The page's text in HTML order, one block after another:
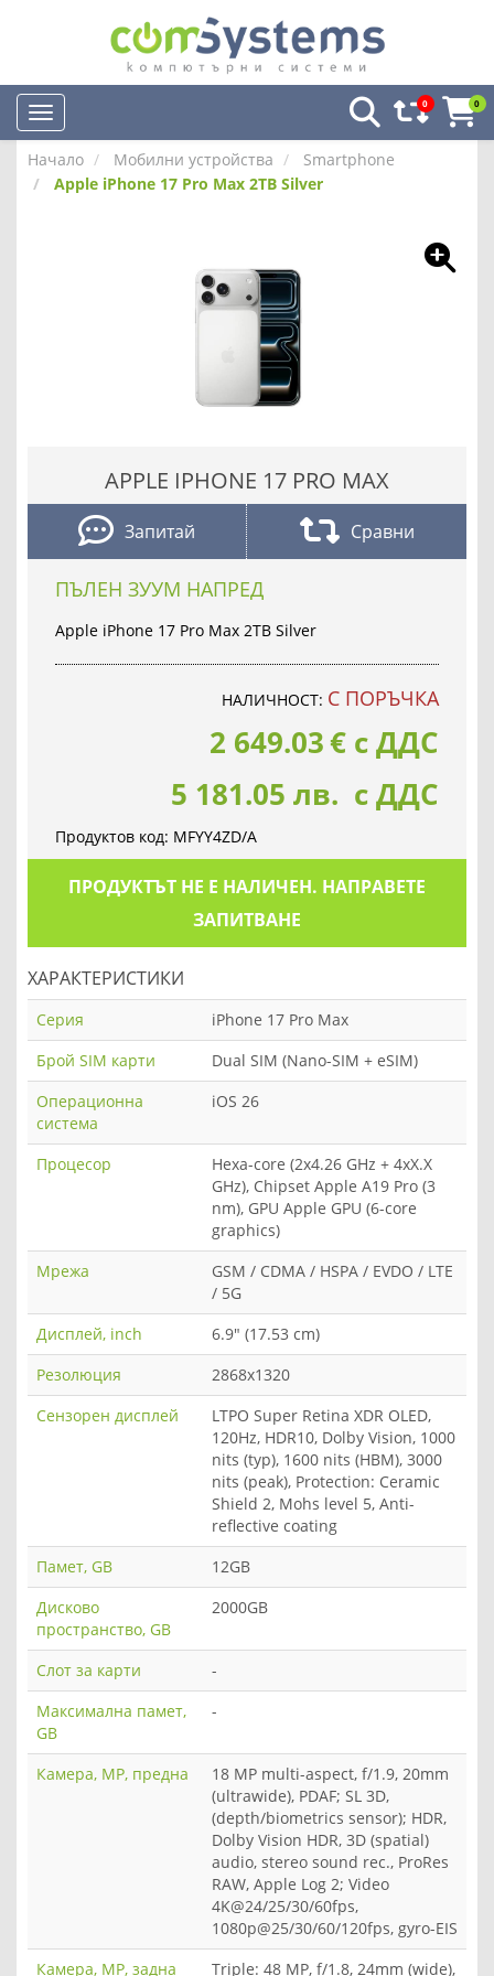
0 0
Начало Мобилни устройства
Smartphone
Apple iPhone 17 Pro Max 2TB Silver
APPLE IPHONE 17 PRO MAX
Запитай Сравни
ПЪЛЕН ЗУУМ НАПРЕД
Apple iPhone 17 Pro Max 2TB Silver
НАЛИЧНОСТ: С ПОРЪЧКА
2 649.03€ с ДДС
5 181.05 лв. с ДДС
Продуктов код: MFYY4ZD/A
ПРОДУКТЪТ НЕ Е НАЛИЧЕН. НАПРАВЕТЕ
ЗАПИТВАНЕ
ХАРАКТЕРИСТИКИ
Серия
iPhone 17 Pro Max
Брой SIM карти
Dual SIM (Nano-SIM + eSIM)
Операционна
система
iOS 26
Процесор
Hexa-core (2x4.26 GHz + 4xX.X
GHz), Chipset Apple A19 Pro (3
nm), GPU Apple GPU (6-core
graphics)
Мрежа
GSM / CDMA / HSPA / EVDO / LTE
/ 5G
Дисплей, inch
6.9" (17.53 cm)
Резолюция
2868x1320
Сензорен дисплей
LTPO Super Retina XDR OLED,
120Hz, HDR10, Dolby Vision, 1000
nits (typ), 1600 nits (HBM), 3000
nits (peak), Protection: Ceramic
Shield 2, Mohs level 5, Anti-
reflective coating
Памет, GB
12GB
Дисково
пространство, GB
2000GB
Слот за карти
-
Максимална памет,
GB
-
Камера, MP, предна
18 MP multi-aspect, f/1.9, 20mm
(ultrawide), PDAF; SL 3D,
(depth/biometrics sensor); HDR,
Dolby Vision HDR, 3D (spatial)
audio, stereo sound rec., ProRes
RAW, Apple Log 2; Video
4K@24/25/30/60fps,
1080p@25/30/60/120fps, gyro-EIS
Камера, MP, задна
Triple: 48 MP, f/1.8, 24mm (wide),